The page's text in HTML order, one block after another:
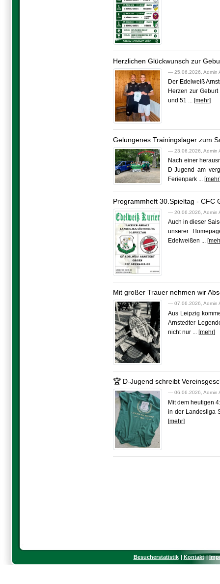
Herzlichen Glückwunsch zur
— 25.06.2026, Admin
Der Edelweiß
Herzen zur
und 51 ... [mehr]
Gelungenes Trainingslager zum
— 23.06.2026, Admin
Nach einer
D-Jugend am
Ferienpark ... [mehr
Programmheft 30.Spieltag - CFC
— 20.06.2026, Admin
Auch in dieser
unserer
Edelweißen ... [
Mit großer Trauer nehmen wir
— 07.06.2026, Admin
Aus Leipzig
Arnstedter
nicht nur ... [mehr]
🏆 D-Jugend schreibt
— 06.06.2026, Admin
Mit dem heutigen
in der Landesliga
[mehr]
Besucherstatistik Kontakt